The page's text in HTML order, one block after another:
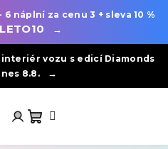
6 náplní za cenu 3 + sleva 10 %
LETO10 →
vozu s edicí Diamonds
8.8.
→